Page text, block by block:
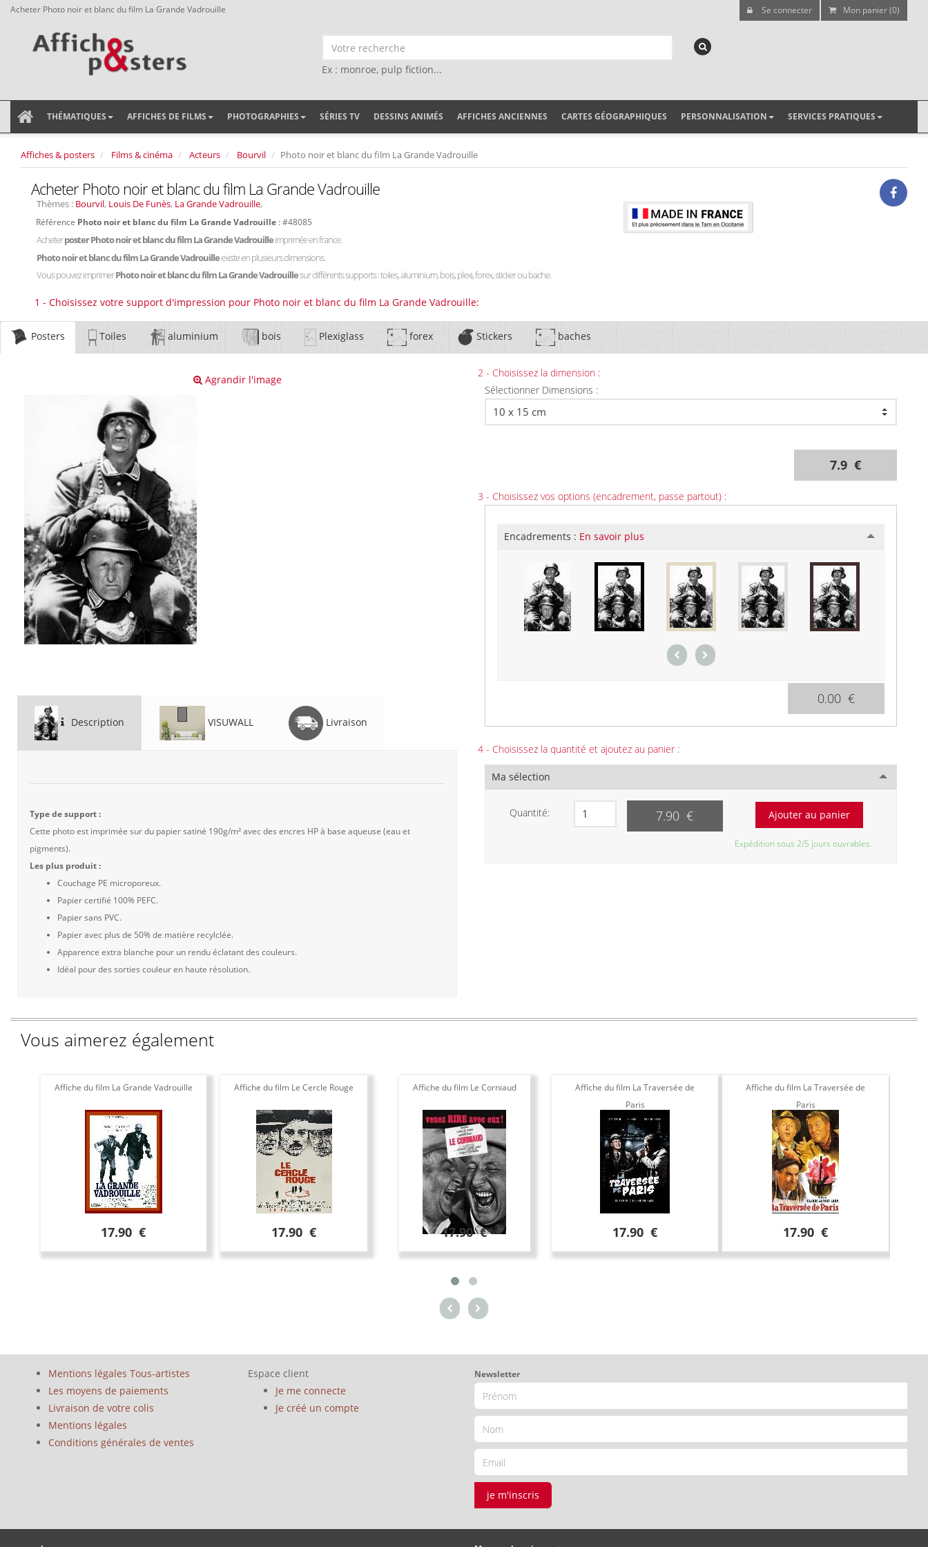
Acheter Photo noir et blanc du film La Grande Vadrouille Se connecter Mon panier (0)
Ex : monroe, pulp fiction...
THÉMATIQUES AFFICHES DE FILMS PHOTOGRAPHIES SÉRIES TV DESSINS ANIMÉS AFFICHES ANCIENNES CARTES GÉOGRAPHIQUES PERSONNALISATION SERVICES PRATIQUES
Affiches & posters Films & cinéma Acteurs Bourvil Photo noir et blanc du film La Grande Vadrouille
Acheter Photo noir et blanc du film La Grande Vadrouille
Thèmes : Bourvil, Louis De Funès, La Grande Vadrouille,
Référence Photo noir et blanc du film La Grande Vadrouille : #48085
Acheterposter Photo noir et blanc du film La Grande Vadrouilleimprimée en france.
Photo noir et blanc du film La Grande Vadrouilleexiste en plusieurs dimensions.
Vous pouvez imprimerPhoto noir et blanc du film La Grande Vadrouillesur différents supports : toiles, aluminium, bois, plexi, forex, sticker ou bache.
1 - Choisissez votre support d'impression pour Photo noir et blanc du film La Grande Vadrouille:
Posters Toiles aluminium bois Plexiglass forex Stickers baches
Agrandir l'image
Description VISUWALL Livraison
Type de support :
Cette photo est imprimée sur du papier satiné 190g/m² avec des encres HP à base aqueuse (eau et
pigments).
Les plus produit :
Couchage PE microporeux.
Papier certifié 100% PEFC.
Papier sans PVC.
Papier avec plus de 50% de matière recylclée.
Apparence extra blanche pour un rendu éclatant des couleurs.
Idéal pour des sorties couleur en haute résolution.
2 - Choisissez la dimension :
Sélectionner Dimensions :
7.9 €
3 - Choisissez vos options (encadrement, passe partout) :
Encadrements : En savoir plus
0.00 €
4 - Choisissez la quantité et ajoutez au panier :
Ma sélection
Quantité: 7.90 €
Expédition sous 2/5 jours ouvrables.
Vous aimerez également
Affiche du film La Grande Vadrouille
17.90 €
Affiche du film Le Cercle Rouge
17.90 €
Affiche du film Le Corniaud
17.90 €
Affiche du film La Traversée de
Paris
17.90 €
Affiche du film La Traversée de
Paris
17.90 €
Mentions légales Tous-artistes
Les moyens de paiements
Livraison de votre colis
Mentions légales
Conditions générales de ventes
Espace client
Je me connecte
Je créé un compte
Newsletter
je m'inscris